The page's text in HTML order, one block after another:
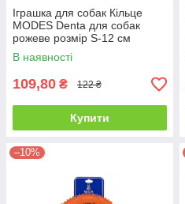
Іграшка для собак Кільце
MODES Denta для собак
рожеве розмір S-12 см
В наявності
109,80 ₴ 122 ₴
Купити
–10%